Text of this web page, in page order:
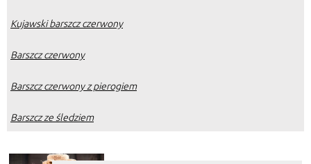
Kujawski barszcz czerwony
Barszcz czerwony
Barszcz czerwony z pierogiem
Barszcz ze śledziem